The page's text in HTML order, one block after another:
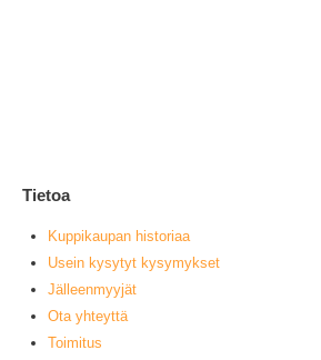
Tietoa
Kuppikaupan historiaa
Usein kysytyt kysymykset
Jälleenmyyjät
Ota yhteyttä
Toimitus